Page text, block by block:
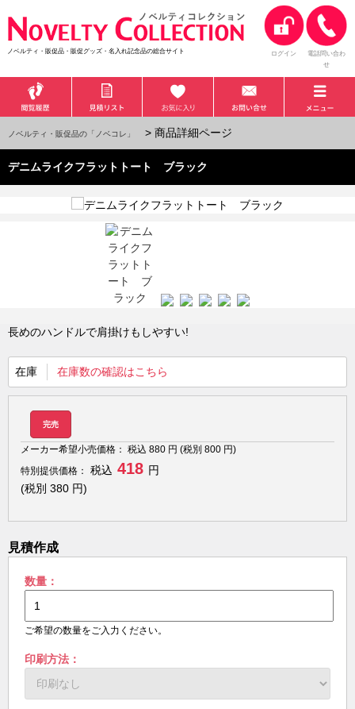
ノベルティ・販促品・販促グッズ・名入れ記念品の総合サイト ログイン
電話問い合わ
せ
ノベルティ・販促品の「ノベコレ」 > 商品詳細ページ
デニムライクフラットトート ブラック
長めのハンドルで肩掛けもしやすい!
在庫 在庫数の確認はこちら
完売
メーカー希望小売価格： 税込 880 円 (税別 800 円)
特別提供価格：
税込 418 円
(税別 380 円)
見積作成
数量：
ご希望の数量をご入力ください。
印刷方法：